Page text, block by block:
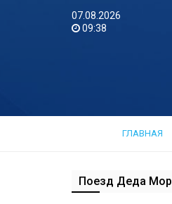
07.08.2026
09:38
ГЛАВНАЯ
Поезд Деда